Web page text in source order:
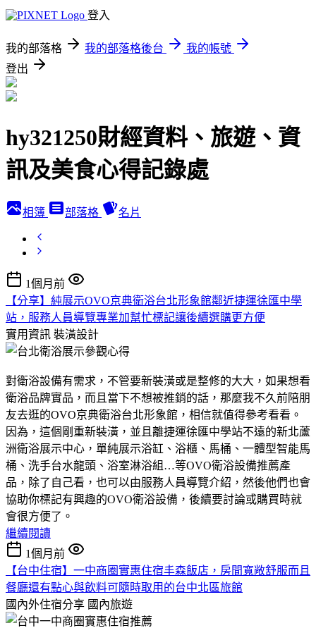
登入
我的部落格 我的部落格後台
我的帳號
登出
hy321250財經資料、旅遊、資
訊及美食心得記錄處
相簿 部落格 名片
1個月前
【分享】純展示OVO京典衛浴台北形象館鄰近捷運徐匯中學
站，服務人員導覽專業加幫忙標記讓後續選購更方便
實用資訊 裝潢設計
對衛浴設備有需求，不管要新裝潢或是整修的大大，如果想看
衛浴品牌實品，而且當下不想被推銷的話，那麼我不久前陪朋
友去逛的OVO京典衛浴台北形象館，相信就值得參考看看。
因為，這個剛重新裝潢，並且離捷運徐匯中學站不遠的新北蘆
洲衛浴展示中心，單純展示浴缸、浴櫃、馬桶、一體型智能馬
桶、洗手台水龍頭、浴室淋浴組…等OVO衛浴設備推薦產
品，除了自己看，也可以由服務人員導覽介紹，然後他們也會
協助你標記有興趣的OVO衛浴設備，後續要討論或購買時就
會很方便了。
繼續閱讀
1個月前
【台中住宿】一中商圈實惠住宿丰森飯店，房間寬敞舒服而且
餐廳還有點心與飲料可隨時取用的台中北區旅館
國內外住宿分享 國內旅遊